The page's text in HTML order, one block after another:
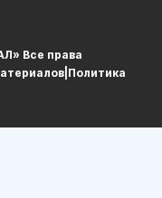
Все права
Политика